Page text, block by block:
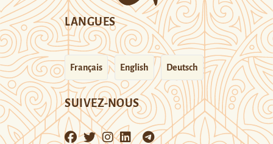
LANGUES
Français English Deutsch
SUIVEZ-NOUS